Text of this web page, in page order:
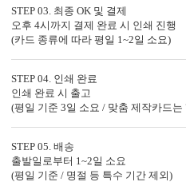
2. 400g과 350g의 고
용지 두께는 청첩장의
3. 1장씩 정밀 톰슨 재
고르게 맞습니다.
STEP 03. 최종 OK 및 결제
오후 4시까지 결제 완료 시 인쇄 진행
(카드 종류에 따라 평일 1~2일 소요)
STEP 04. 인쇄 완료
인쇄 완료 시 출고
(평일 기준 3일 소요 / 맞춤 제작카드는
STEP 05. 배송
출발일로부터 1~2일 소요
(평일 기준 / 명절 등 특수 기간 제외)